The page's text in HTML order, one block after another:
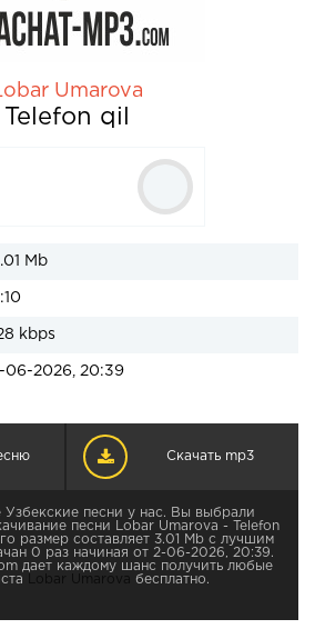
Umarova
Telefon qil
Mb
kbps
06-2026, 20:39
Скачать mp3
песни у нас. Вы выбрали
песни Lobar Umarova - Telefon
размер составляет 3.01 Mb с лучшим
0 раз начиная от 2-06-2026, 20:39.
дает каждому шанс получить любые
Lobar Umarova бесплатно.